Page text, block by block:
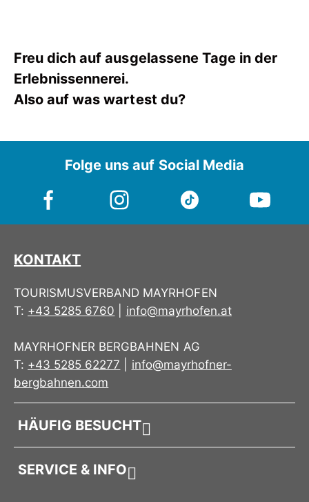
Freu dich auf ausgelassene Tage in der
Erlebnissennerei.
Also auf was wartest du?
Folge uns auf Social Media
KONTAKT
TOURISMUSVERBAND MAYRHOFEN
T: +43 5285 6760 info@mayrhofen.at
MAYRHOFNER BERGBAHNEN AG
T: +43 5285 62277
info@mayrhofner-
bergbahnen.com
HÄUFIG BESUCHT
SERVICE & INFO